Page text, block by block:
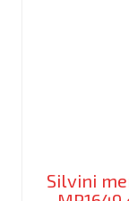
Silvini